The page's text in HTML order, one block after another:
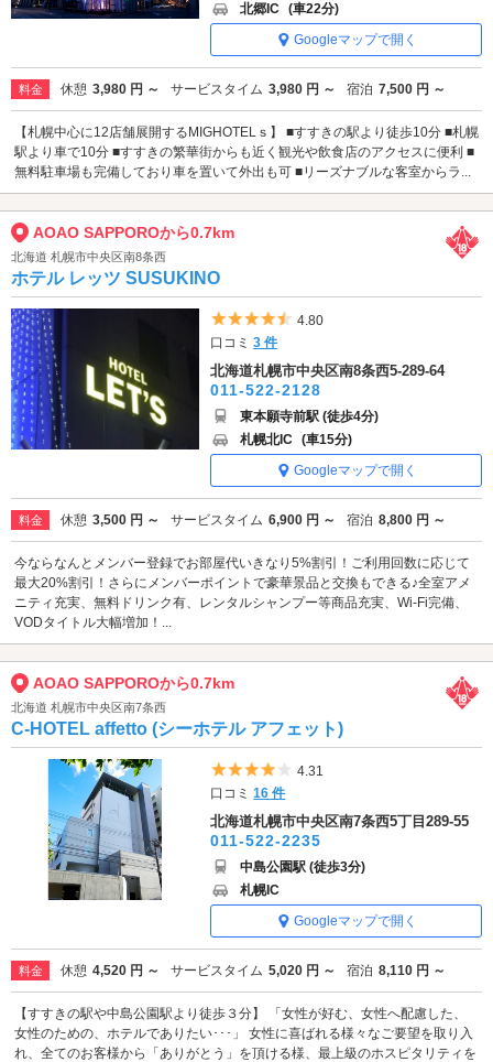
北郷IC (車22分)
Googleマップで開く
料金 休憩 3,980 円 ～ サービスタイム 3,980 円 ～ 宿泊 7,500 円 ～
【札幌中心に12店舗展開するMIGHOTELｓ】 ■すすきの駅より徒歩10分 ■札幌
駅より車で10分 ■すすきの繁華街からも近く観光や飲食店のアクセスに便利 ■
無料駐車場も完備しており車を置いて外出も可 ■リーズナブルな客室からラ...
AOAO SAPPOROから0.7km
北海道 札幌市中央区南8条西
ホテル レッツ SUSUKINO
5つ星のうち4.5
4.80
口コミ3 件
北海道札幌市中央区南8条西5-289-64
011-522-2128
東本願寺前駅 (徒歩4分)
札幌北IC (車15分)
Googleマップで開く
料金 休憩 3,500 円 ～ サービスタイム 6,900 円 ～ 宿泊 8,800 円 ～
今ならなんとメンバー登録でお部屋代いきなり5%割引！ご利用回数に応じて
最大20%割引！さらにメンバーポイントで豪華景品と交換もできる♪全室アメ
ニティ充実、無料ドリンク有、レンタルシャンプー等商品充実、Wi-Fi完備、
VODタイトル大幅増加！...
AOAO SAPPOROから0.7km
北海道 札幌市中央区南7条西
C-HOTEL affetto (シーホテル アフェット)
5つ星のうち4
4.31
口コミ16 件
北海道札幌市中央区南7条西5丁目289-55
011-522-2235
中島公園駅 (徒歩3分)
札幌IC
Googleマップで開く
料金 休憩 4,520 円 ～ サービスタイム 5,020 円 ～ 宿泊 8,110 円 ～
【すすきの駅や中島公園駅より徒歩３分】 「女性が好む、女性へ配慮した、
女性のための、ホテルでありたい･･･」 女性に喜ばれる様々なご要望を取り入
れ、全てのお客様から「ありがとう」を頂ける様、最上級のホスピタリティを